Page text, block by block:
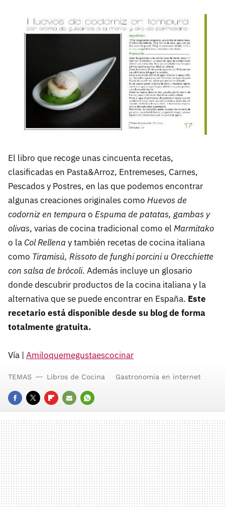
El libro que recoge unas cincuenta recetas,
clasificadas en Pasta&Arroz, Entremeses, Carnes,
Pescados y Postres, en las que podemos encontrar
algunas creaciones originales como Huevos de
codorniz en tempura o Espuma de patatas, gambas y
olivas, varias de cocina tradicional como el Marmitako
o la Col Rellena y también recetas de cocina italiana
como Tiramisú, Rissoto de funghi porcini u Orecchiette
con salsa de brócoli. Además incluye un glosario
donde descubrir productos de la cocina italiana y la
alternativa que se puede encontrar en España. Este
recetario está disponible desde su blog de forma
totalmente gratuita.
Vía | Amiloquemegustaescocinar
FACEBOOK
TWITTERFLIPBOARD
E-
MAIL
WHATSAPP
TEMAS Libros de Cocina Gastronomía en internet